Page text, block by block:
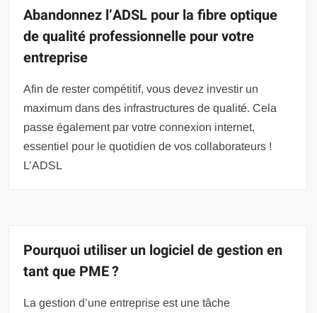
Abandonnez l’ADSL pour la fibre optique
de qualité professionnelle pour votre
entreprise
Afin de rester compétitif, vous devez investir un
maximum dans des infrastructures de qualité. Cela
passe également par votre connexion internet,
essentiel pour le quotidien de vos collaborateurs !
L’ADSL
Pourquoi utiliser un logiciel de gestion en
tant que PME ?
La gestion d’une entreprise est une tâche